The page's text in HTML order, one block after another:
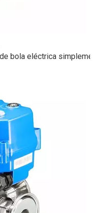
bola eléctrica